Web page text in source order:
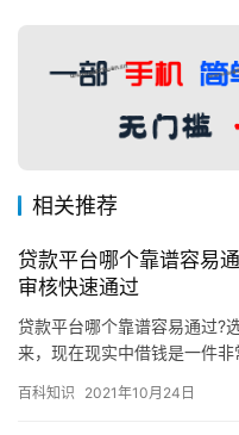
相关推荐
贷款平台哪个靠谱容易
审核快速通过
贷款平台哪个靠谱容易通过?
来，现在现实中借钱是一件
后就…
百科知识 2021年10月24日